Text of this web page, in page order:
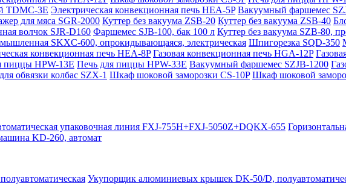
TDMC-3E Электрическая конвекционная печь HEA-5P Вакуумный фаршемес
для мяса SGR-2000 Куттер без вакуума ZSB-20 Куттер без вакуума ZSB-40
волчок SJR-D160 Фаршемес SJB-100, бак 100 л Куттер без вакуума SZB-80,
SKXC-600, опрокидывающаяся, электрическая Шпигорезка SQD-350
конвекционная печь HEA-8P Газовая конвекционная печь HGA-12P
пиццы HPW-13E Печь для пиццы HPW-33E Вакуумный фаршемес SZJB-1200
обвязки колбас SZX-1 Шкаф шоковой заморозки CS-10P Шкаф шоковой
упаковочная линия FXJ-755H+FXJ-5050Z+DQKX-655
KD-260, автомат
Укупорщик алюминиевых крышек DK-50/D,